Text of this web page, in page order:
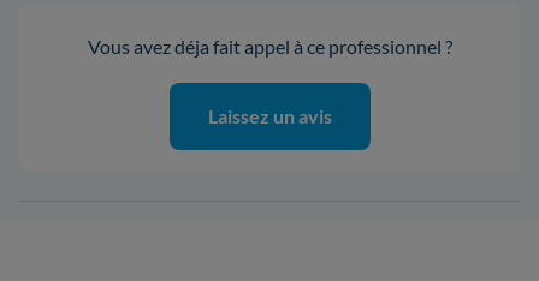
Vous avez déja fait appel à ce professionnel ?
Laissez un avis